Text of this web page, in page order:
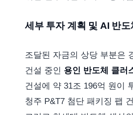
세부 투자 계획 및 AI 반
조달된 자금의 상당 부분은
건설 중인 용인 반도체 클러
건설에 약 31조 196억 원이
청주 P&T7 첨단 패키징 팹